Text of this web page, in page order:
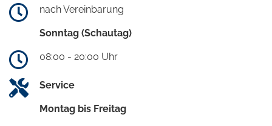
nach Vereinbarung
Sonntag (Schautag)
08:00 - 20:00 Uhr
Service
Montag bis Freitag